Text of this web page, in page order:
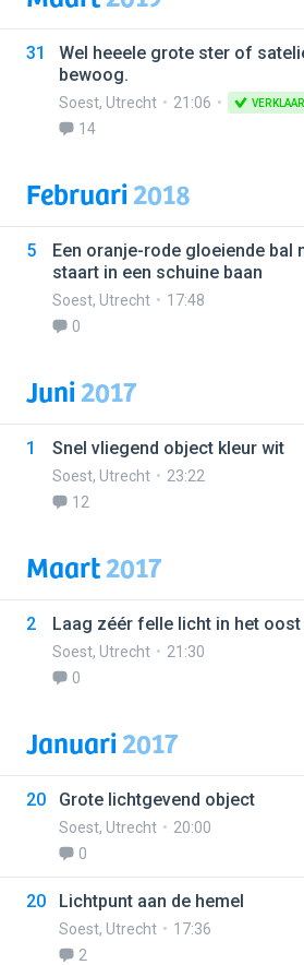
31
Wel heeele grote ster of
bewoog.
Soest, Utrecht 21:06
14
Februari2018
5
Een oranje-rode gloeiende bal
staart in een schuine baan
Soest, Utrecht
17:48
0
Juni2017
1 Snel vliegend object kleur wit
Soest, Utrecht
23:22
12
Maart2017
2 Laag zéér felle licht in het oost
Soest, Utrecht
21:30
0
Januari2017
20 Grote lichtgevend object
Soest, Utrecht
20:00
0
20 Lichtpunt aan de hemel
Soest, Utrecht
17:36
2